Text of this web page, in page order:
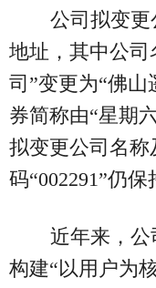
公司拟变
地址，其中公司
司”变更为“佛
券简称由“星期
拟变更公司名
码“002291”仍保
近年来，公
构建“以用户为